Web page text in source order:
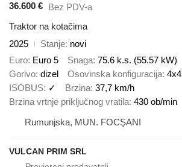
36.600 € Bez PDV-a
Traktor na kotačima
2025
Stanje novi
Euro Euro 5 Snaga 75.6 k.s. (55.57 kW)
Gorivo dizel Osovinska konfiguracija 4x4
ISOBUS ✓ Brzina 37,7 km/h
Brzina vrtnje priključnog vratila 430 ob/min
Rumunjska, MUN. FOCŞANI
VULCAN PRIM SRL